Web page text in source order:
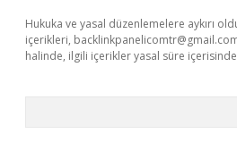
Hukuka ve yasal düzenlemelere aykırı
içerikleri,
halinde, ilgili içerikler yasal süre içerisinde